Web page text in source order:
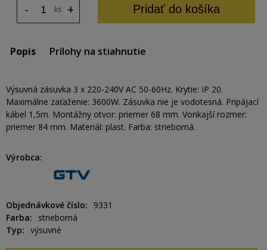
ks +
- Pridať do košíka
Popis Prílohy na stiahnutie
Výsuvná zásuvka 3 x 220-240V AC 50-60Hz. Krytie: IP 20.
Maximálne zaťaženie: 3600W. Zásuvka nie je vodotesná. Pripájací
kábel 1,5m. Montážny otvor: priemer 68 mm. Vonkajší rozmer:
priemer 84 mm. Materiál: plast. Farba: strieborná.
Výrobca
Objednávkové číslo
9331
Farba
strieborná
Typ
výsuvné